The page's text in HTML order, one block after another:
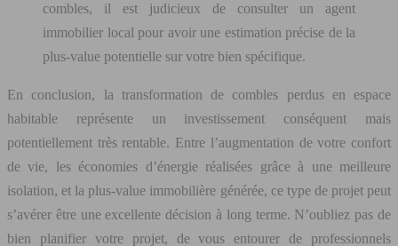
combles, il est judicieux de consulter un agent
immobilier local pour avoir une estimation précise de la
plus-value potentielle sur votre bien spécifique.
En conclusion, la transformation de combles perdus en espace
habitable représente un investissement conséquent mais
potentiellement très rentable. Entre l’augmentation de votre confort
de vie, les économies d’énergie réalisées grâce à une meilleure
isolation, et la plus-value immobilière générée, ce type de projet peut
s’avérer être une excellente décision à long terme. N’oubliez pas de
bien planifier votre projet, de vous entourer de professionnels